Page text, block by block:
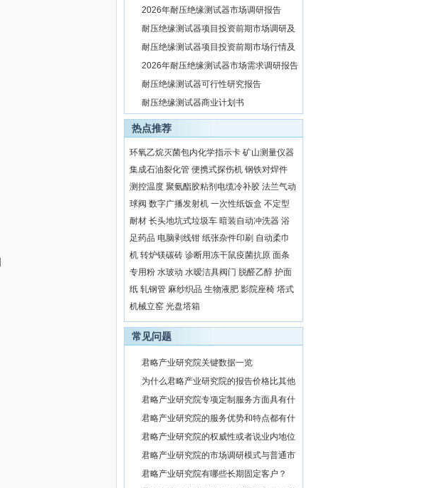
展预测报告
2026年耐压绝缘测试器市场调研报告
耐压绝缘测试器项目投资前期市场调研及
市场前景预测报告
耐压绝缘测试器项目投资前期市场行情及
相关技术调研报告
2026年耐压绝缘测试器市场需求调研报告
耐压绝缘测试器可行性研究报告
耐压绝缘测试器商业计划书
热点推荐
环氧乙烷灭菌包内化学指示卡 矿山测量仪器
集成石油裂化管 便携式探伤机 钢铁对焊件
测控温度 聚氨酯胶粘剂电缆冷补胶 法兰气动
球阀 数字广播发射机 一次性纸饭盒 不定型
耐材 长头地坑式垃圾车 暗装自动冲洗器 浴
足药品 电脑剥线钳 纸张杂件印刷 自动柔巾
机 转炉镁碳砖 诊断用冻干鼠疫菌抗原 面条
专用粉 水玻动 水暧洁具阀门 脱醛乙醇 护面
纸 轧钢管 麻纱织品 生物液肥 影院座椅 塔式
机械立窑 光盘塔箱
常见问题
君略产业研究院关键数据一览
为什么君略产业研究院的报告价格比其他
公司都要高？
君略产业研究院专项定制服务方面具有什
么特点？
君略产业研究院的服务优势和特点都有什
么？
君略产业研究院的权威性或者说业内地位
如何？
君略产业研究院的市场调研模式与普通市
场调研主要区别有哪些？
君略产业研究院有哪些长期固定客户？